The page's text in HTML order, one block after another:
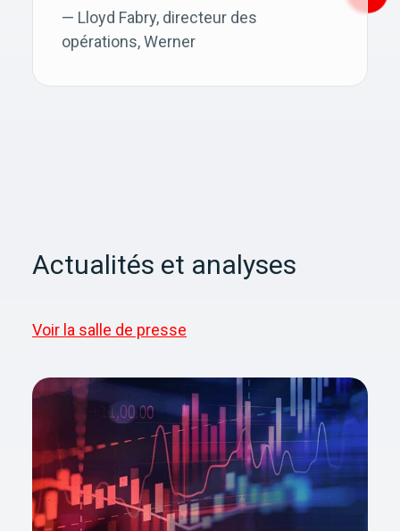
— Lloyd Fabry, directeur des
opérations, Werner
Actualités et analyses
Voir la salle de presse